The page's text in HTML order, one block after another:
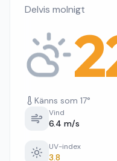
Delvis molnigt
Känns som 17°
Vind
6.4 m/s
UV-index
3.8